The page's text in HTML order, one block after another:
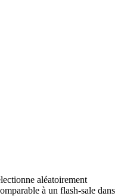
aléatoirement
à un flash‑sale dans